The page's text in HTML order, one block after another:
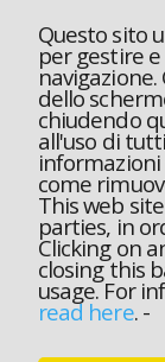
Questo sito
per gestire
dello
chiudendo
all'uso di
informazioni
come
This web
parties, in
Clicking on
closing this
usage. For
read here.-